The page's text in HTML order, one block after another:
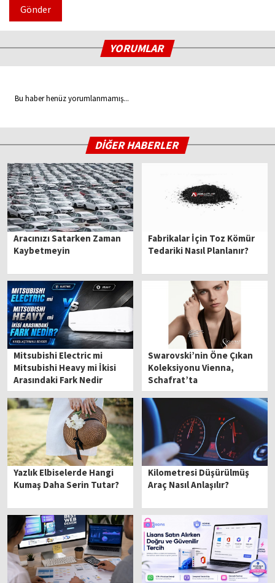
Gönder
YORUMLAR
Bu haber henüz yorumlanmamış...
DİĞER HABERLER
Aracınızı Satarken Zaman
Kaybetmeyin
Fabrikalar İçin Toz Kömür
Tedariki Nasıl Planlanır?
Mitsubishi Electric mi
Mitsubishi Heavy mi İkisi
Arasındaki Fark Nedir
Swarovski’nin Öne Çıkan
Koleksiyonu Vienna,
Schafrat’ta
Yazlık Elbiselerde Hangi
Kumaş Daha Serin Tutar?
Kilometresi Düşürülmüş
Araç Nasıl Anlaşılır?